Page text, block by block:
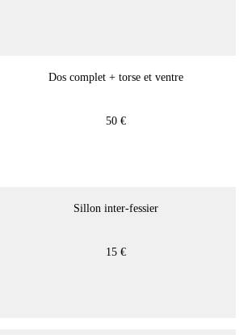
Dos complet + torse et ventre
50 €
Sillon inter-fessier
15 €